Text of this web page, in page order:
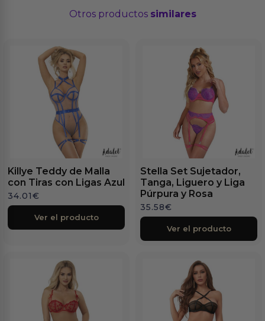
Otros productos similares
Killye Teddy de Malla
con Tiras con Ligas Azul
34.01€
Ver el producto
Stella Set Sujetador,
Tanga, Liguero y Liga
Púrpura y Rosa
35.58€
Ver el producto